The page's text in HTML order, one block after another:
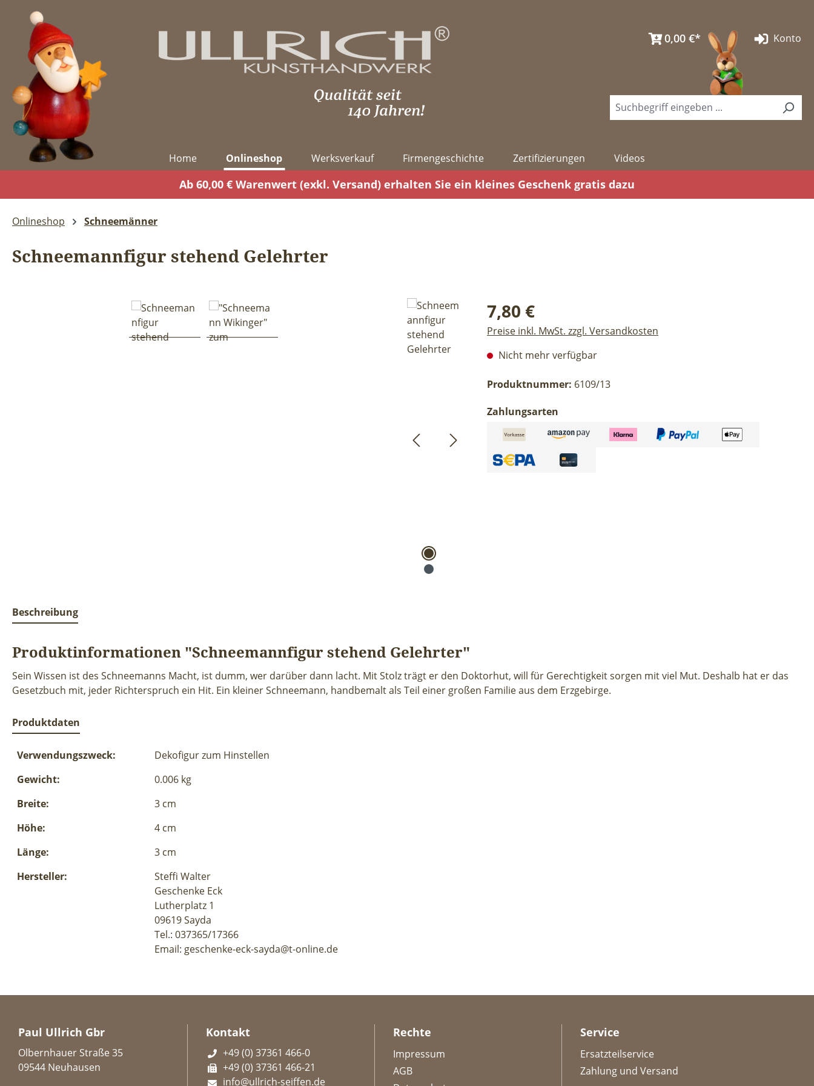
Hauptinhalt springen
Zur Suche springen
Zur Hauptnavigation springen
0,00 €* Konto
Home Onlineshop Werksverkauf Firmengeschichte Zertifizierungen Videos
Ab 60,00 € Warenwert (exkl. Versand) erhalten Sie ein kleines Geschenk gratis dazu
Onlineshop Schneemänner
Schneemannfigur stehend Gelehrter
Bildergalerie überspringen Regulärer Preis:
7,80 €
Preise inkl. MwSt. zzgl. Versandkosten
Nicht mehr verfügbar
Produktnummer: 6109/13
Zahlungsarten
Beschreibung
Produktinformationen "Schneemannfigur stehend Gelehrter"
Sein Wissen ist des Schneemanns Macht, ist dumm, wer darüber dann lacht. Mit Stolz trägt er den Doktorhut, will für Gerechtigkeit sorgen mit viel Mut. Deshalb hat er das
Gesetzbuch mit, jeder Richterspruch ein Hit. Ein kleiner Schneemann, handbemalt als Teil einer großen Familie aus dem Erzgebirge.
Produktdaten
Verwendungszweck:
Dekofigur zum Hinstellen
Gewicht:
0.006 kg
Breite:
3 cm
Höhe:
4 cm
Länge:
3 cm
Hersteller:
Steffi Walter
Geschenke Eck
Lutherplatz 1
09619 Sayda
Tel.: 037365/17366
Email: geschenke-eck-sayda@t-online.de
Paul Ullrich Gbr
Olbernhauer Straße 35
09544 Neuhausen
Kontakt
+49 (0) 37361 466-0
+49 (0) 37361 466-21
info@ullrich-seiffen.de
Rechte
Impressum
AGB
Service
Ersatzteilservice
Zahlung und Versand